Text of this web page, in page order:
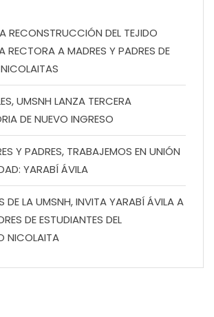
RECONSTRUCCIÓN DEL TEJIDO
RECTORA A MADRES Y PADRES DE
UMSNH LANZA TERCERA
DE NUEVO INGRESO
Y PADRES, TRABAJEMOS EN UNIÓN
YARABÍ ÁVILA
DE LA UMSNH, INVITA YARABÍ ÁVILA A
DE ESTUDIANTES DEL
NICOLAITA